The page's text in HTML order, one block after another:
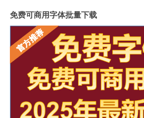
免费可商用字体批量下载